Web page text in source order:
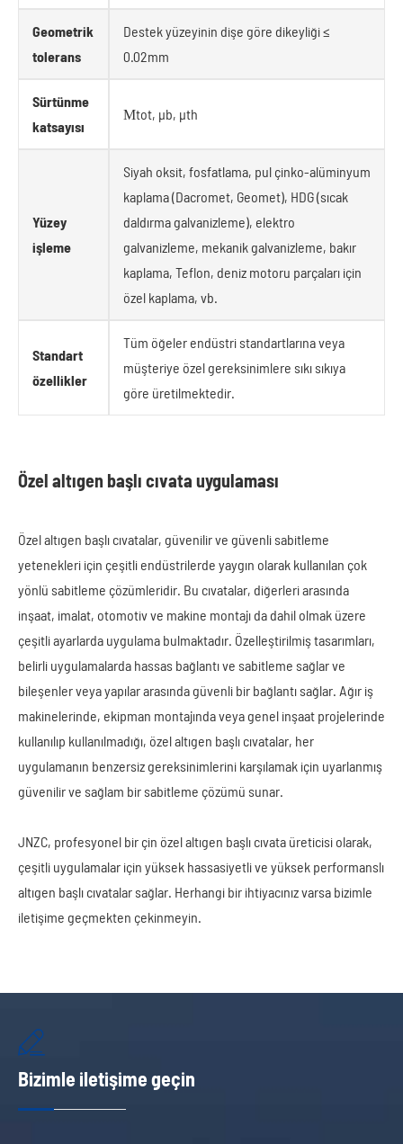
Geometrik
tolerans
Destek yüzeyinin dişe göre dikeyliği ≤
0.02mm
Sürtünme
katsayısı
Μtot, μb, μth
Yüzey
işleme
Siyah oksit, fosfatlama, pul çinko-alüminyum
kaplama (Dacromet, Geomet), HDG (sıcak
daldırma galvanizleme), elektro
galvanizleme, mekanik galvanizleme, bakır
kaplama, Teflon, deniz motoru parçaları için
özel kaplama, vb.
Standart
özellikler
Tüm öğeler endüstri standartlarına veya
müşteriye özel gereksinimlere sıkı sıkıya
göre üretilmektedir.
Özel altıgen başlı cıvata uygulaması
Özel altıgen başlı cıvatalar, güvenilir ve güvenli sabitleme
yetenekleri için çeşitli endüstrilerde yaygın olarak kullanılan çok
yönlü sabitleme çözümleridir. Bu cıvatalar, diğerleri arasında
inşaat, imalat, otomotiv ve makine montajı da dahil olmak üzere
çeşitli ayarlarda uygulama bulmaktadır. Özelleştirilmiş tasarımları,
belirli uygulamalarda hassas bağlantı ve sabitleme sağlar ve
bileşenler veya yapılar arasında güvenli bir bağlantı sağlar. Ağır iş
makinelerinde, ekipman montajında veya genel inşaat projelerinde
kullanılıp kullanılmadığı, özel altıgen başlı cıvatalar, her
uygulamanın benzersiz gereksinimlerini karşılamak için uyarlanmış
güvenilir ve sağlam bir sabitleme çözümü sunar.
JNZC, profesyonel bir çin özel altıgen başlı cıvata üreticisi olarak,
çeşitli uygulamalar için yüksek hassasiyetli ve yüksek performanslı
altıgen başlı cıvatalar sağlar. Herhangi bir ihtiyacınız varsa bizimle
iletişime geçmekten çekinmeyin.

Bizimle iletişime geçin